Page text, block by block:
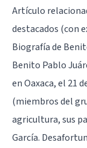
Artículo
destacados (con
Biografía de
Benito Pablo
en Oaxaca, el 21
(miembros del
agricultura, sus
García.